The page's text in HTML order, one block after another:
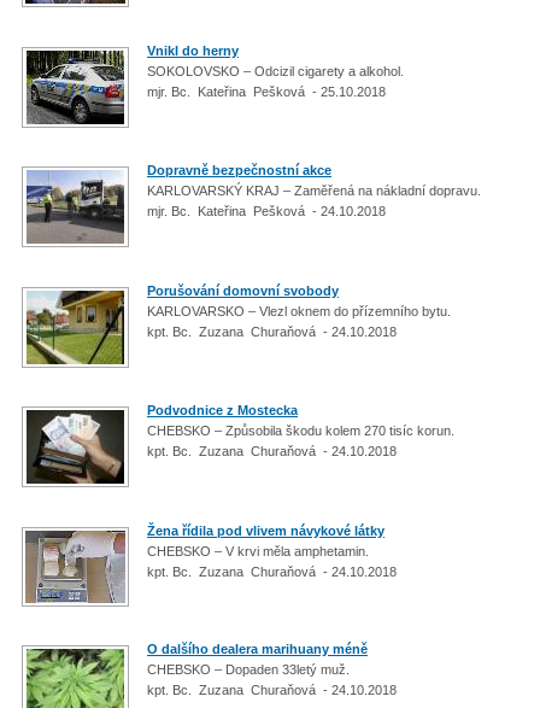
Vnikl do herny
SOKOLOVSKO – Odcizil cigarety a alkohol.
mjr. Bc. Kateřina Pešková - 25.10.2018
Dopravně bezpečnostní akce
KARLOVARSKÝ KRAJ – Zaměřená na nákladní dopravu.
mjr. Bc. Kateřina Pešková - 24.10.2018
Porušování domovní svobody
KARLOVARSKO – Vlezl oknem do přízemního bytu.
kpt. Bc. Zuzana Churaňová - 24.10.2018
Podvodnice z Mostecka
CHEBSKO – Způsobila škodu kolem 270 tisíc korun.
kpt. Bc. Zuzana Churaňová - 24.10.2018
Žena řídila pod vlivem návykové látky
CHEBSKO – V krvi měla amphetamin.
kpt. Bc. Zuzana Churaňová - 24.10.2018
O dalšího dealera marihuany méně
CHEBSKO – Dopaden 33letý muž.
kpt. Bc. Zuzana Churaňová - 24.10.2018